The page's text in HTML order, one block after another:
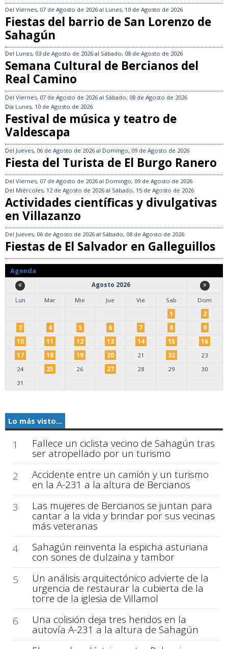
Del Viernes, 07 de Agosto de 2026 al Lunes, 10 de Agosto de 2026
Fiestas del barrio de San Lorenzo de
Sahagún
Del Lunes, 03 de Agosto de 2026 al Sábado, 08 de Agosto de 2026
Semana Cultural de Bercianos del
Real Camino
Del Viernes, 07 de Agosto de 2026 al Sábado, 08 de Agosto de 2026
Día Lunes, 10 de Agosto de 2026
Festival de música y teatro de
Valdescapa
Del Jueves, 06 de Agosto de 2026 al Domingo, 09 de Agosto de 2026
Fiesta del Turista de El Burgo Ranero
Del Viernes, 07 de Agosto de 2026 al Domingo, 09 de Agosto de 2026
Del Miércoles, 12 de Agosto de 2026 al Sábado, 15 de Agosto de 2026
Actividades científicas y divulgativas
en Villazanzo
Del Jueves, 06 de Agosto de 2026 al Sábado, 08 de Agosto de 2026
Fiestas de El Salvador en Galleguillos
Agenda
Agosto 2026
Lun
Mar Mie Jue Vie Sab
Dom
1
2
3
4 5 6 7 8
9
10
11 12 13 14 15
16
17
18 19 20 21 22
23
24
25 26 27 28 29
30
31
Lo más visto...
1 Fallece un ciclista vecino de Sahagún tras
ser atropellado por un turismo
2
Accidente entre un camión y un turismo
en la A-231 a la altura de Bercianos
3
Las mujeres de Bercianos se juntan para
cantar a la vida y brindar por sus vecinas
más veteranas
4
Sahagún reinventa la espicha asturiana
con sones de dulzaina y tambor
5
Un análisis arquitectónico advierte de la
urgencia de restaurar la cubierta de la
torre de la iglesia de Villamol
6
Una colisión deja tres heridos en la
autovía A-231 a la altura de Sahagún